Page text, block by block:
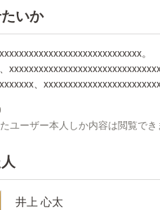
いか
。
、
たユーザー本人しか内容は閲覧でき
井上 心太